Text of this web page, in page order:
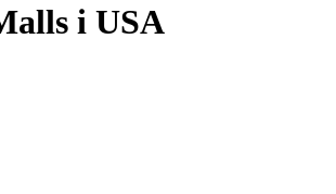
i USA